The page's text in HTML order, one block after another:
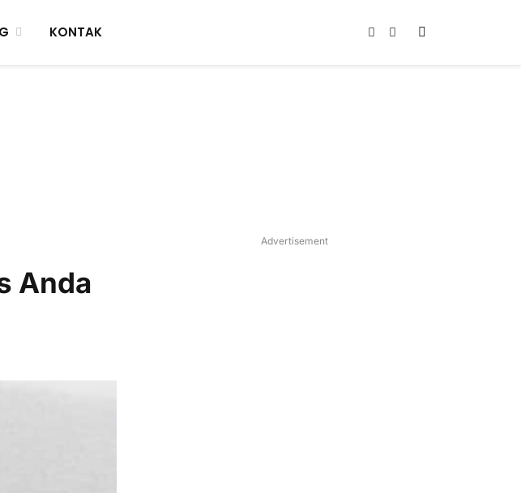
KONTAK Instagram
TikTok
Anda
Advertisement